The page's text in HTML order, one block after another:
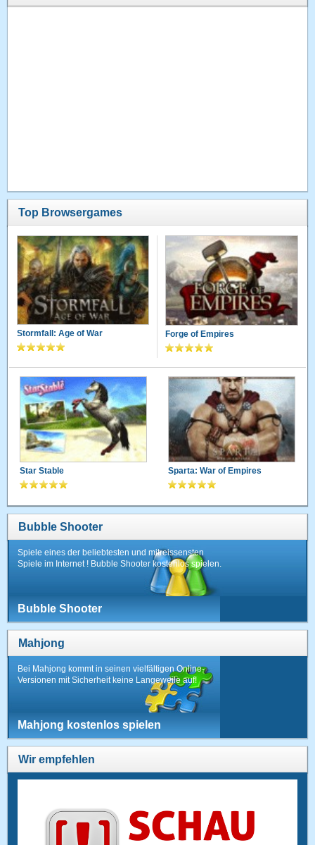
Top Browsergames
Stormfall: Age of War Forge of Empires
Star Stable Sparta: War of Empires
Bubble Shooter
Spiele eines der beliebtesten und mitreissensten
Spiele im Internet ! Bubble Shooter kostenlos spielen.
Bubble Shooter
Mahjong
Bei Mahjong kommt in seinen vielfältigen Online-
Versionen mit Sicherheit keine Langeweile auf!
Mahjong kostenlos spielen
Wir empfehlen